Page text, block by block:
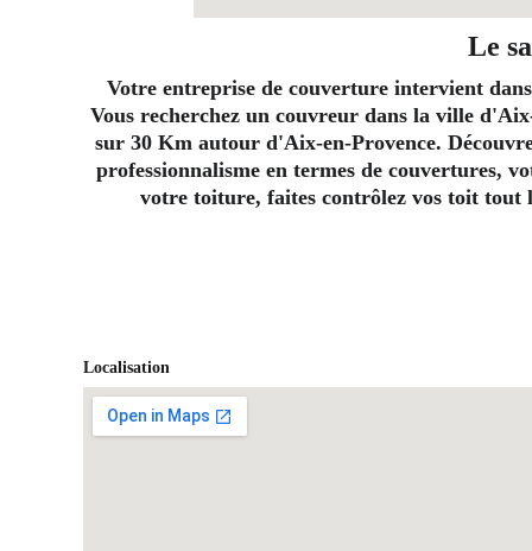
Localisation
Le
Votre entreprise de couverture intervient
Vous recherchez un couvreur dans la ville
sur 30 Km autour d'Aix-en-Provence.
professionnalisme en termes de couvertures,
votre toiture, faites contrôlez vos toit tout